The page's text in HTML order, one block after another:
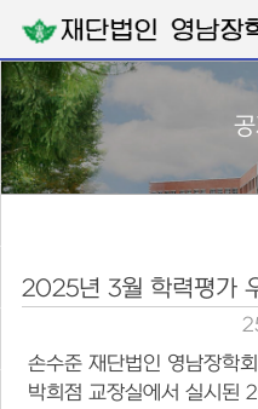
2025년 3월 학력평가
손수준 재단법인 영남장학
박희점 교장실에서 실시된